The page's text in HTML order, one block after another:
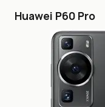
Huawei P60 Pro